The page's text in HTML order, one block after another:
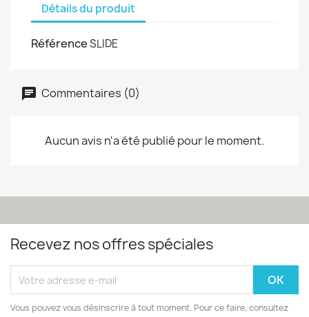
Détails du produit
RéférenceSLIDE
Commentaires (0)
Aucun avis n'a été publié pour le moment.
Recevez nos offres spéciales
Vous pouvez vous désinscrire à tout moment. Pour ce faire, consultez